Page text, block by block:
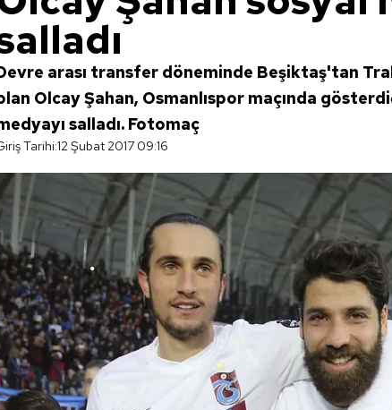
arası transfer döneminde Beşiktaş'tan
Olcay Şahan, Osmanlıspor maçında
salladı. Fotomaç
Tarihi:12 Şubat 2017 09:16